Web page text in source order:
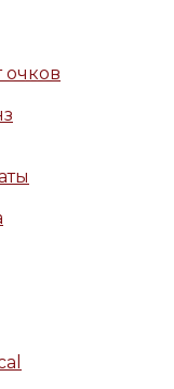
очков